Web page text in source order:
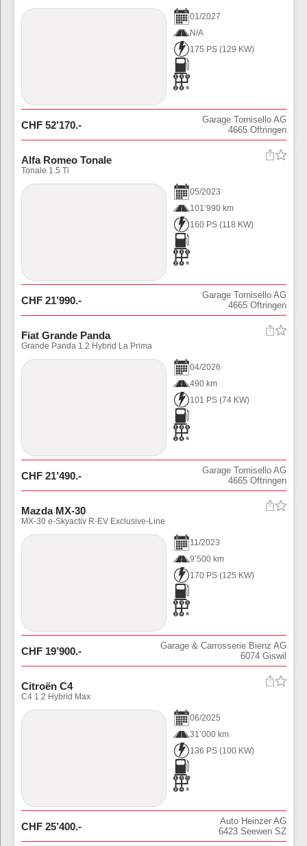
01/2027
N/A
175 PS (129 KW)
CHF 52’170.-
Garage Tornisello AG
4665 Oftringen
Alfa Romeo Tonale
Tonale 1.5 Ti
05/2023
101’990 km
160 PS (118 KW)
CHF 21’990.-
Garage Tornisello AG
4665 Oftringen
Fiat Grande Panda
Grande Panda 1.2 Hybrid La Prima
04/2026
490 km
101 PS (74 KW)
CHF 21’490.-
Garage Tornisello AG
4665 Oftringen
Mazda MX-30
MX-30 e-Skyactiv R-EV Exclusive-Line
11/2023
9’500 km
170 PS (125 KW)
CHF 19’900.-
Garage & Carrosserie Bienz AG
6074 Giswil
Citroën C4
C4 1.2 Hybrid Max
06/2025
31’000 km
136 PS (100 KW)
CHF 25’400.-
Auto Heinzer AG
6423 Seewen SZ